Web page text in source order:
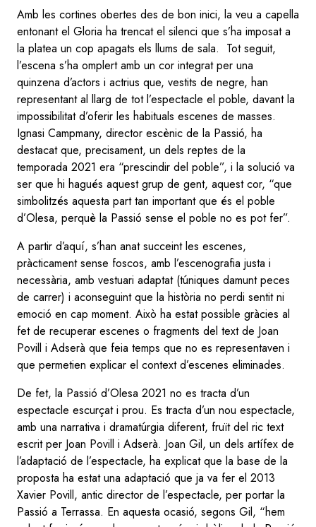
Amb les cortines obertes des de bon inici, la veu a capella
entonant el Gloria ha trencat el silenci que s’ha imposat a
la platea un cop apagats els llums de sala. Tot seguit,
l’escena s’ha omplert amb un cor integrat per una
quinzena d’actors i actrius que, vestits de negre, han
representant al llarg de tot l’espectacle el poble, davant la
impossibilitat d’oferir les habituals escenes de masses.
Ignasi Campmany, director escènic de la Passió, ha
destacat que, precisament, un dels reptes de la
temporada 2021 era “prescindir del poble”, i la solució va
ser que hi hagués aquest grup de gent, aquest cor, “que
simbolitzés aquesta part tan important que és el poble
d’Olesa, perquè la Passió sense el poble no es pot fer”.
A partir d’aquí, s’han anat succeint les escenes,
pràcticament sense foscos, amb l’escenografia justa i
necessària, amb vestuari adaptat (túniques damunt peces
de carrer) i aconseguint que la història no perdi sentit ni
emoció en cap moment. Això ha estat possible gràcies al
fet de recuperar escenes o fragments del text de Joan
Povill i Adserà que feia temps que no es representaven i
que permetien explicar el context d’escenes eliminades.
De fet, la Passió d’Olesa 2021 no es tracta d’un
espectacle escurçat i prou. Es tracta d’un nou espectacle,
amb una narrativa i dramatúrgia diferent, fruït del ric text
escrit per Joan Povill i Adserà. Joan Gil, un dels artífex de
l’adaptació de l’espectacle, ha explicat que la base de la
proposta ha estat una adaptació que ja va fer el 2013
Xavier Povill, antic director de l’espectacle, per portar la
Passió a Terrassa. En aquesta ocasió, segons Gil, “hem